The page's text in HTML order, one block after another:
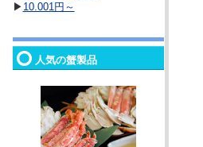
▶ 10.001円～
人気の蟹製品